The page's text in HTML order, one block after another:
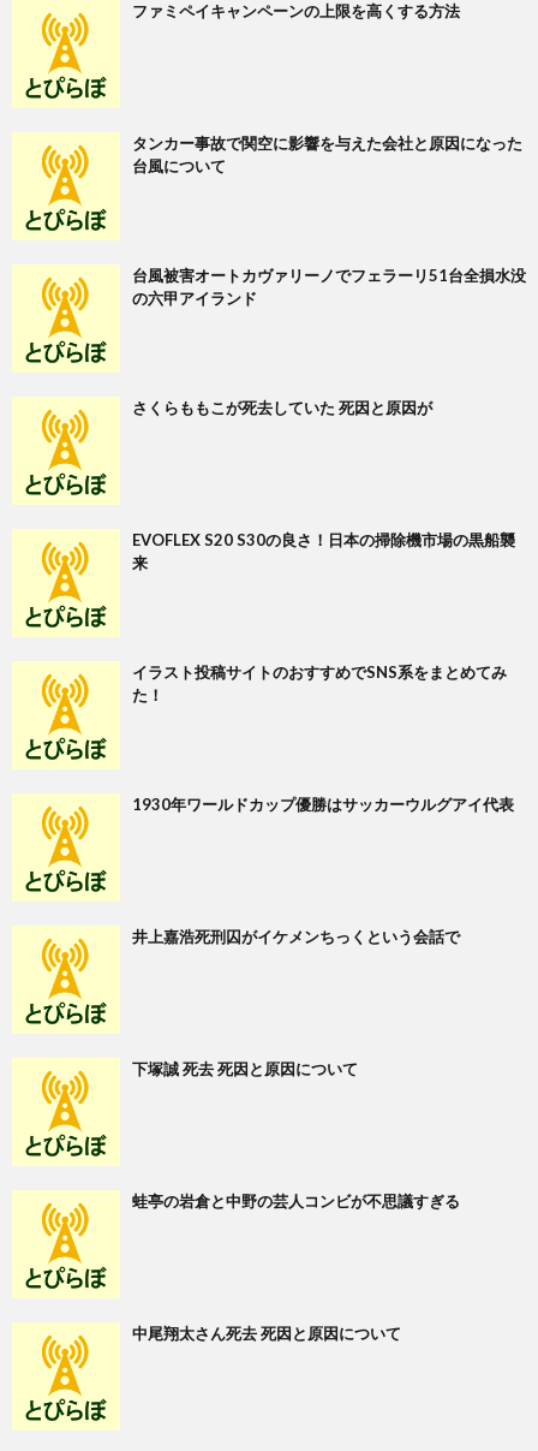
ファミペイキャンペーンの上限を高くする方法
タンカー事故で関空に影響を与えた会社と原因になった
台風について
台風被害オートカヴァリーノでフェラーリ51台全損水没
の六甲アイランド
さくらももこが死去していた 死因と原因が
EVOFLEX S20 S30の良さ！日本の掃除機市場の黒船襲
来
イラスト投稿サイトのおすすめでSNS系をまとめてみ
た！
1930年ワールドカップ優勝はサッカーウルグアイ代表
井上嘉浩死刑囚がイケメンちっくという会話で
下塚誠 死去 死因と原因について
蛙亭の岩倉と中野の芸人コンビが不思議すぎる
中尾翔太さん死去 死因と原因について